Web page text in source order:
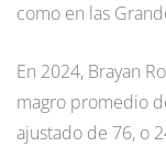
como en las
En 2024, Brayan
magro promedio
ajustado de 76, o